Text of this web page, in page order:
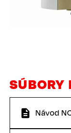
SÚBORY
Návod